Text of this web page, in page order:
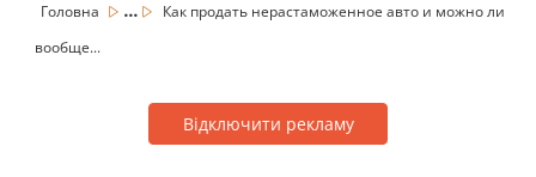
Головна ...
Как продать нерастаможенное авто и можно ли
вообще...
Відключити рекламу